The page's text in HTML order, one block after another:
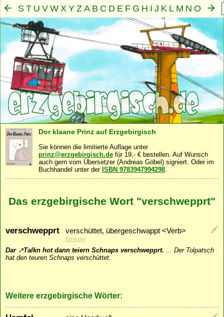
S T U V W X Y Z A B C D E F G H I J K L M N O
P Q R
Mensch·Seele·Geist · Gemeinschaft·
Dor klaane Prinz auf Erzgebirgisch
Sie können die limitierte Auflage unter
prinz@erzgebirgisch.de für 19,- € bestellen. Auf Wunsch
auch gern vom Übersetzer (Andreas Göbel) signiert. Oder im
Buchhandel unter der ISBN 9783947994298.
Das erzgebirgische Wort "verschwepprt"
verschwepprt verschüttet, übergeschwappt <Verb>
[trinken]
Dar ↗Talkn hot dann teiern Schnaps verschwepprt. ... Der Tolpatsch
hat den teuren Schnaps verschüttet.
Weitere erzgebirgische Wörter: